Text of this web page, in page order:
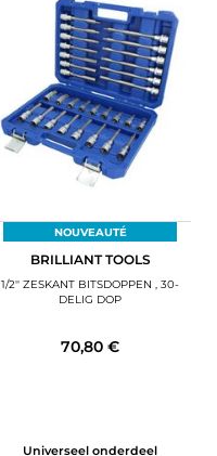
NOUVEAUTÉ
BRILLIANT TOOLS
1/2'' ZESKANT BITSDOPPEN , 30-
DELIG DOP
70,80 €
Universeel onderdeel